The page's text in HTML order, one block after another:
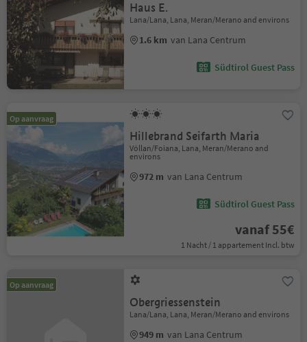
Haus E.
Lana/Lana, Lana, Meran/Merano and environs
1.6 km van Lana Centrum
Südtirol Guest Pass
Op aanvraag
Hillebrand Seifarth Maria
Völlan/Foiana, Lana, Meran/Merano and
environs
972 m van Lana Centrum
Südtirol Guest Pass
vanaf 55€
1 Nacht / 1 appartement Incl. btw
Op aanvraag
Obergriessenstein
Lana/Lana, Lana, Meran/Merano and environs
949 m van Lana Centrum